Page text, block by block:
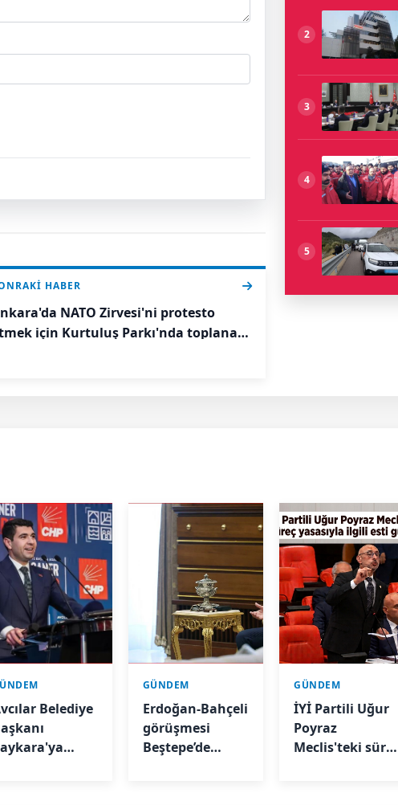
HABER
NATO Zirvesi'ni protesto
için Kurtuluş Parkı'nda toplanan
2
3
4
5
Belediye
GÜNDEM
Erdoğan-Bahçeli
görüşmesi
Beştepe’de
GÜNDEM
İYİ Partili Uğur
Poyraz
Meclis'teki süreç